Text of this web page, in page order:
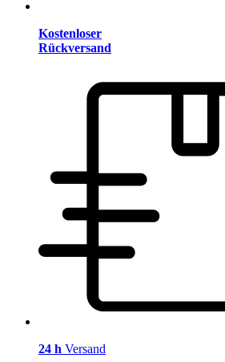
Kostenloser
Rückversand
24 h Versand